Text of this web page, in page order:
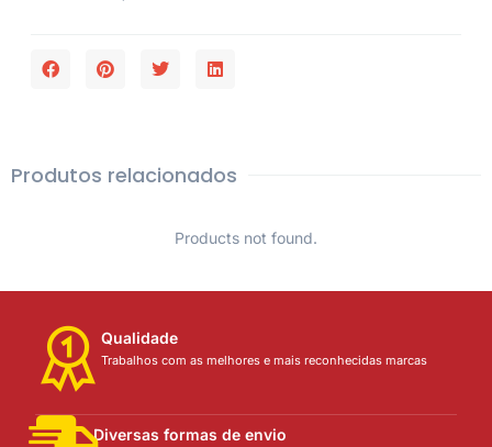
Produtos relacionados
Products not found.
Qualidade
Trabalhos com as melhores e mais reconhecidas marcas
Diversas formas de envio